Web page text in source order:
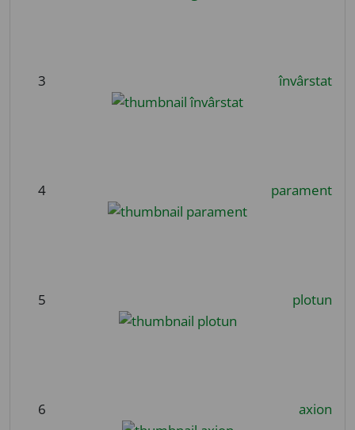
3 învârstat
4 parament
5 plotun
6 axion